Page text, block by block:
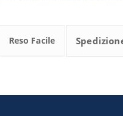
Reso Facile